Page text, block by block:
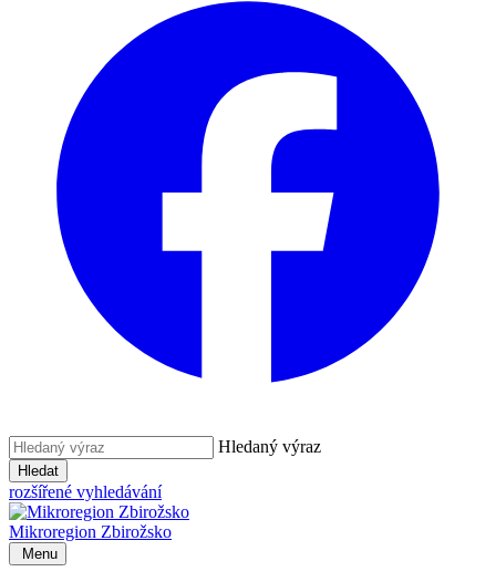
Hledaný výraz
Hledat
rozšířené vyhledávání
Mikroregion Zbirožsko
Menu